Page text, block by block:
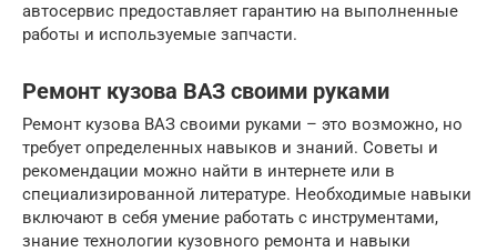
автосервис предоставляет гарантию на выполненные
работы и используемые запчасти.
Ремонт кузова ВАЗ своими руками
Ремонт кузова ВАЗ своими руками – это возможно, но
требует определенных навыков и знаний. Советы и
рекомендации можно найти в интернете или в
специализированной литературе. Необходимые навыки
включают в себя умение работать с инструментами,
знание технологии кузовного ремонта и навыки